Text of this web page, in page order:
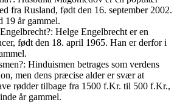
fra Rusland, født den 16. september 2002.
19 år gammel.
Helge Engelbrecht er en
født den 18. april 1965. Han er derfor i
Hinduismen betrages som verdens
men dens præcise alder er svær at
rødder tilbage fra 1500 f.Kr. til 500 f.Kr.,
år gammel.